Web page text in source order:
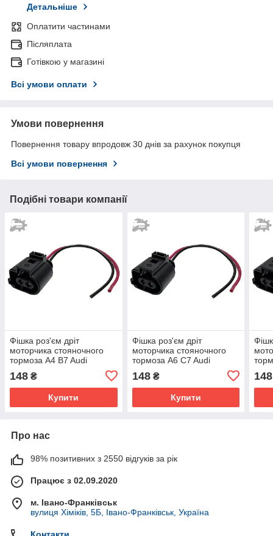
Детальніше
Оплатити частинами
Післяплата
Готівкою у магазині
Всі умови оплати
Умови повернення
Повернення товару впродовж 30 днів за рахунок покупця
Всі умови повернення
Подібні товари компанії
Фішка роз'єм дріт
моторчика стояночного
тормоза A4 B7 Audi
3C0998281A 1J0973722A
32330208 3C0998281B
148 ₴
Купити
Фішка роз'єм дріт
моторчика стояночного
тормоза A6 C7 Audi
3C0998281A 1J0973722A
32330208 3C0998281B
148₴
Купити
148
Про нас
98% позитивних з 2550 відгуків за рік
Працює з 02.09.2020
м. Івано-Франківськ
вулиця Хіміків, 5Б, Івано-Франківськ, Україна